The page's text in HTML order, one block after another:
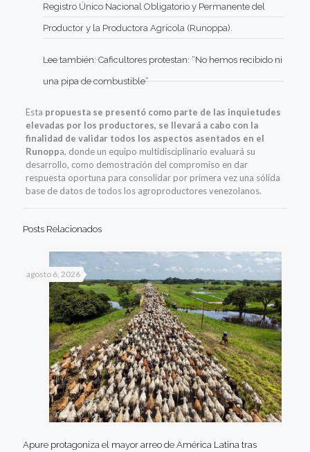
Registro Único Nacional Obligatorio y Permanente del
Productor y la Productora Agrícola (Runoppa).
Lee también:Caficultores protestan: “No hemos recibido ni
una pipa de combustible”
Esta propuesta se presentó como parte de las inquietudes
elevadas por los productores, se llevará a cabo con la
finalidad de validar todos los aspectos asentados en el
Runoppa, donde un equipo multidisciplinario evaluará su
desarrollo, como demostración del compromiso en dar
respuesta oportuna para consolidar por primera vez una sólida
base de datos de todos los agroproductores venezolanos.
Posts Relacionados
agosto 6, 2026
Apure protagoniza el mayor arreo de América Latina tras